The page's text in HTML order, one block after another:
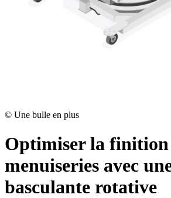
© Une bulle en plus
Optimiser la finition
menuiseries avec
basculante rotative